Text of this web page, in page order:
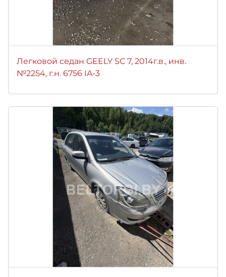
Легковой седан GEELY SC 7, 2014г.в., инв.
№2254, г.н. 6756 IA-3